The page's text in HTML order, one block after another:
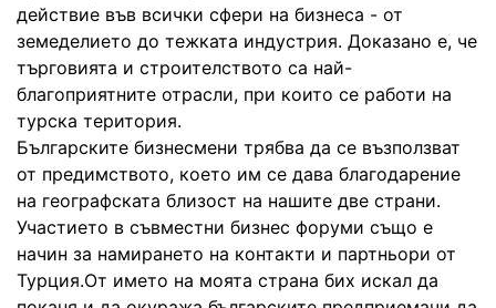
действие във всички сфери на бизнеса - от
земеделието до тежката индустрия. Доказано е, че
търговията и строителството са най-
благоприятните отрасли, при които се работи на
турска територия.
Българските бизнесмени трябва да се възползват
от предимството, което им се дава благодарение
на географската близост на нашите две страни.
Участието в съвместни бизнес форуми също е
начин за намирането на контакти и партньори от
Турция.От името на моята страна бих искал да